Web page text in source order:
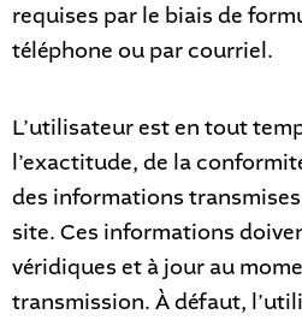
requises par le biais de
téléphone ou par courriel.
L’utilisateur est en tout
l’exactitude, de la
des informations
site. Ces informations
véridiques et à jour au
transmission. À défaut,